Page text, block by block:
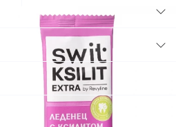
120р.
Купить в
приложении
со скидкой